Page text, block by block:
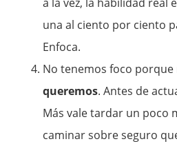
una al ciento por ciento
Enfoca.
No tenemos foco porque
queremos. Antes de
Más vale tardar un poco
caminar sobre seguro